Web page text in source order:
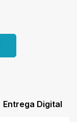
Entrega Digital